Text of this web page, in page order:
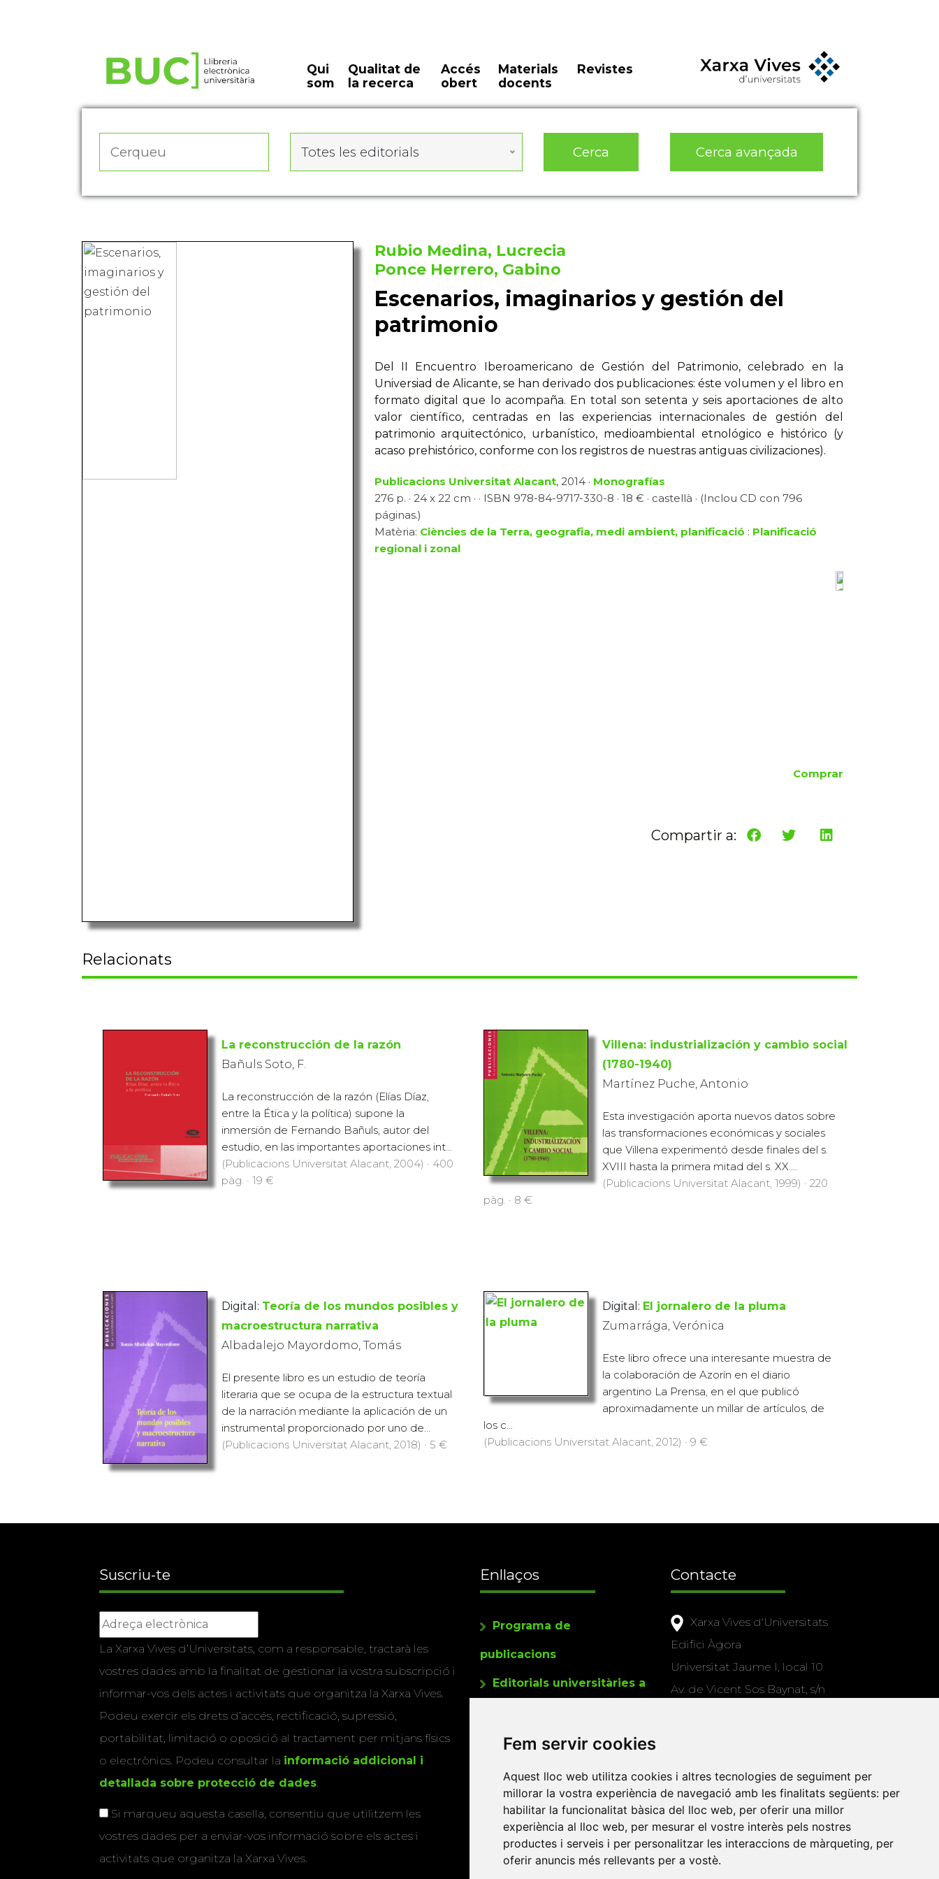
Fem servir cookies
Aquest lloc web utilitza cookies i altres tecnologies de seguiment per
millorar la vostra experiència de navegació amb les finalitats següents: per
habilitar la funcionalitat bàsica del lloc web, per oferir una millor
experiència al lloc web, per mesurar el vostre interès pels nostres
productes i serveis i per personalitzar les interaccions de màrqueting, per
oferir anuncis més rellevants per a vostè.
Qui
som
Qualitat de
la recerca
Accés
obert
Materials
docents
Revistes
Totes les editorials Cerca Cerca avançada
Rubio Medina, Lucrecia
Ponce Herrero, Gabino
Escenarios, imaginarios y gestión del
patrimonio
Del II Encuentro Iberoamericano de Gestión del Patrimonio, celebrado en la
Universiad de Alicante, se han derivado dos publicaciones: éste volumen y el libro en
formato digital que lo acompaña. En total son setenta y seis aportaciones de alto
valor científico, centradas en las experiencias internacionales de gestión del
patrimonio arquitectónico, urbanístico, medioambiental etnológico e histórico (y
acaso prehistórico, conforme con los registros de nuestras antiguas civilizaciones).
Publicacions Universitat Alacant, 2014 · Monografías
276 p. · 24 x 22 cm · · ISBN 978-84-9717-330-8 · 18 € · castellà · (Inclou CD con 796
páginas.)
Matèria: Ciències de la Terra, geografia, medi ambient, planificació : Planificació
regional i zonal
Comprar
Compartir a:
Relacionats
La reconstrucción de la razón
Bañuls Soto, F.
La reconstrucción de la razón (Elías Díaz,
entre la Ética y la política) supone la
inmersión de Fernando Bañuls, autor del
estudio, en las importantes aportaciones int...
(Publicacions Universitat Alacant, 2004) · 400
pàg. · 19 €
Villena: industrialización y cambio social
(1780-1940)
Martínez Puche, Antonio
Esta investigación aporta nuevos datos sobre
las transformaciones económicas y sociales
que Villena experimentó desde finales del s.
XVIII hasta la primera mitad del s. XX....
(Publicacions Universitat Alacant, 1999) · 220
pàg. · 8 €
Digital: Teoría de los mundos posibles y
macroestructura narrativa
Albadalejo Mayordomo, Tomás
El presente libro es un estudio de teoría
literaria que se ocupa de la estructura textual
de la narración mediante la aplicación de un
instrumental proporcionado por uno de...
(Publicacions Universitat Alacant, 2018) · 5 €
Digital: El jornalero de la pluma
Zumarrága, Verónica
Este libro ofrece una interesante muestra de
la colaboración de Azorín en el diario
argentino La Prensa, en el que publicó
aproximadamente un millar de artículos, de
los c...
(Publicacions Universitat Alacant, 2012) · 9 €
Suscriu-te
La Xarxa Vives d’Universitats, com a responsable, tractarà les
vostres dades amb la finalitat de gestionar la vostra subscripció i
informar-vos dels actes i activitats que organitza la Xarxa Vives.
Podeu exercir els drets d’accés, rectificació, supressió,
portabilitat, limitació o oposició al tractament per mitjans físics
o electrònics. Podeu consultar la informació addicional i
detallada sobre protecció de dades.
Si marqueu aquesta casella, consentiu que utilitzem les
vostres dades per a enviar-vos informació sobre els actes i
activitats que organitza la Xarxa Vives.
Enllaços
Programa de
publicacions
Editorials universitàries a
Contacte
Xarxa Vives d'Universitats
Edifici Àgora
Universitat Jaume I, local 10
Av. de Vicent Sos Baynat, s/n
Amb el suport
de